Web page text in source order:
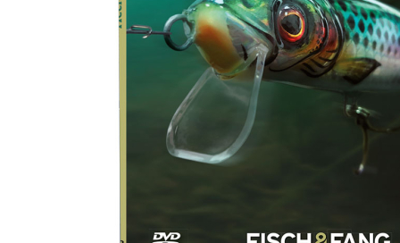
Zum Anfang der Bildergalerie springen
Hechte mit Wobbler -